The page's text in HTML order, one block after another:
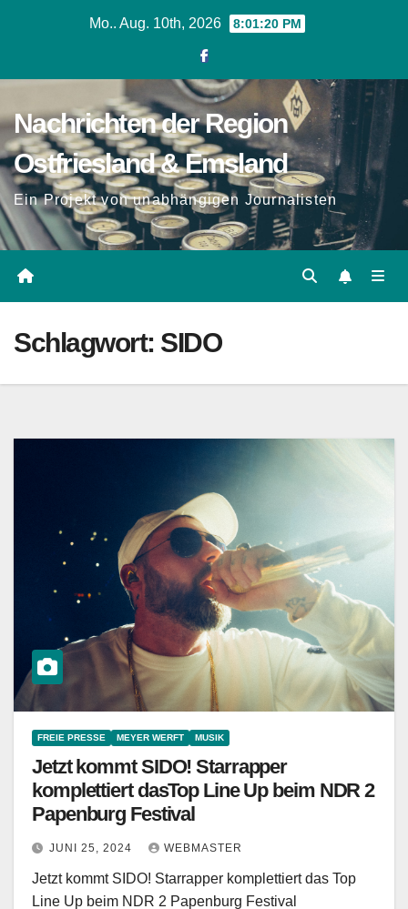
Mo.. Aug. 10th, 2026 8:01:21 PM
Nachrichten der Region
Ostfriesland & Emsland
Ein Projekt von unabhängigen Journalisten
Schlagwort: SIDO
FREIE PRESSE MEYER WERFT MUSIK
Jetzt kommt SIDO! Starrapper
komplettiert dasTop Line Up beim NDR 2
Papenburg Festival
JUNI 25, 2024 WEBMASTER
Jetzt kommt SIDO! Starrapper komplettiert das Top
Line Up beim NDR 2 Papenburg Festival